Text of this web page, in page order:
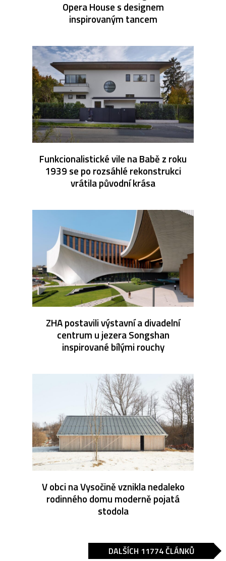
Opera House s designem
inspirovaným tancem
Funkcionalistické vile na Babě z roku
1939 se po rozsáhlé rekonstrukci
vrátila původní krása
ZHA postavili výstavní a divadelní
centrum u jezera Songshan
inspirované bílými rouchy
V obci na Vysočině vznikla nedaleko
rodinného domu moderně pojatá
stodola
DALŠÍCH 11774 ČLÁNKŮ